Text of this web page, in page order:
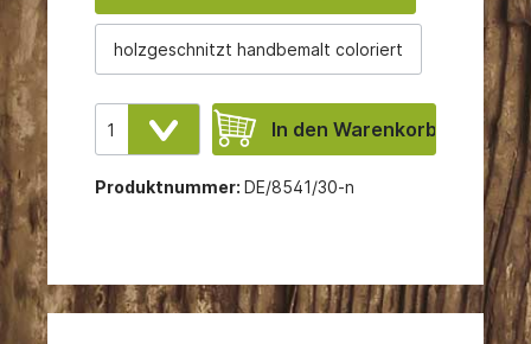
holzgeschnitzt handbemalt coloriert
In den Warenkorb
Produktnummer: DE/8541/30-n